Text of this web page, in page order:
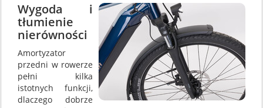
Wygoda i
tłumienie
nierówności
Amortyzator
przedni w rowerze
pełni kilka
istotnych funkcji,
dlaczego dobrze